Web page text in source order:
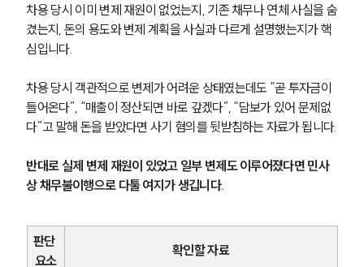
차용 당시 이미 변제 재원이 없었는지, 기존 채무나 연체 사실을 숨
겼는지, 돈의 용도와 변제 계획을 사실과 다르게 설명했는지가 핵
심입니다.
차용 당시 객관적으로 변제가 어려운 상태였는데도 “곧 투자금이
들어온다”, “매출이 정산되면 바로 갚겠다”, “담보가 있어 문제없
다”고 말해 돈을 받았다면 사기 혐의를 뒷받침하는 자료가 됩니다.
반대로 실제 변제 재원이 있었고 일부 변제도 이루어졌다면 민사
상 채무불이행으로 다툴 여지가 생깁니다.
판단
요소
확인할 자료